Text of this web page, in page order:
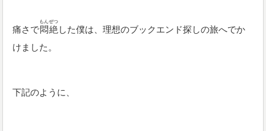
痛さで悶絶
もんぜつ
した僕は、理想のブックエンド探しの旅へでか
けました。
下記のように、